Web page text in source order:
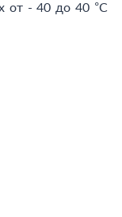
от - 40 до 40 °С